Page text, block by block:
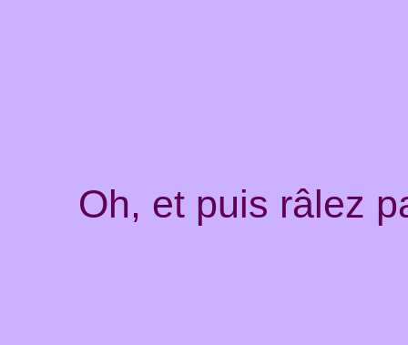
Oh, et puis râlez